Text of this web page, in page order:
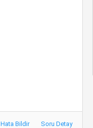
Hata Bildir Soru Detay